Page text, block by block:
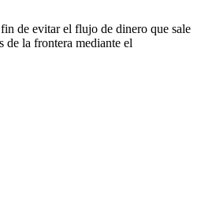
de evitar el flujo de dinero que sale
de la frontera mediante el